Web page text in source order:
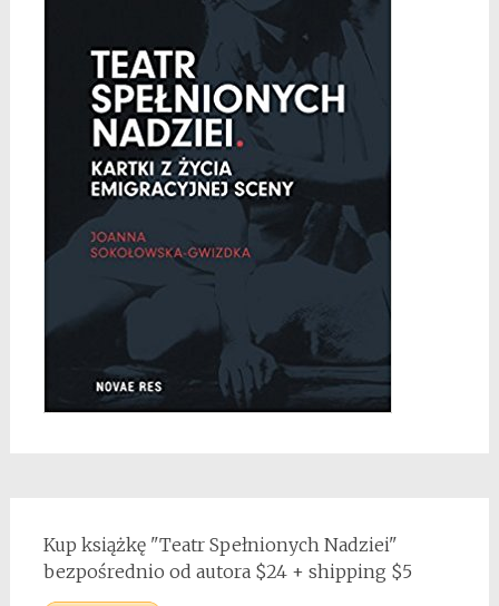
Kup książkę "Teatr Spełnionych Nadziei"
bezpośrednio od autora $24 + shipping $5